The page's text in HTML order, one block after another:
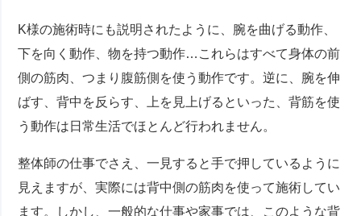
K様の施術時にも説明されたように、腕を曲げる動作、
下を向く動作、物を持つ動作…これらはすべて身体の前
側の筋肉、つまり腹筋側を使う動作です。逆に、腕を伸
ばす、背中を反らす、上を見上げるといった、背筋を使
う動作は日常生活でほとんど行われません。
整体師の仕事でさえ、一見すると手で押しているように
見えますが、実際には背中側の筋肉を使って施術してい
ます。しかし、一般的な仕事や家事では、このような背